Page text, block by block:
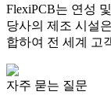
FlexiPCB는 연성
당사의 제조 시설
합하여 전 세계 고
자주 묻는 질문